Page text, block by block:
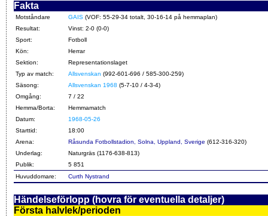
Fakta
Motståndare GAIS (VOF: 55-29-34 totalt, 30-16-14 på hemmaplan)
Resultat:
Vinst: 2-0 (0-0)
Sport:
Fotboll
Kön:
Herrar
Sektion:
Representationslaget
Typ av match:
Allsvenskan (992-601-696 / 585-300-259)
Säsong:
Allsvenskan 1968 (5-7-10 / 4-3-4)
Omgång:
7 / 22
Hemma/Borta:
Hemmamatch
Datum:
1968-05-26
Starttid:
18:00
Arena:
Råsunda Fotbollstadion, Solna, Uppland, Sverige (612-316-320)
Underlag:
Naturgräs (1176-638-813)
Publik:
5 851
Huvuddomare:
Curth Nystrand
Händelseförlopp (hovra för eventuella detaljer)
Första halvlek/perioden